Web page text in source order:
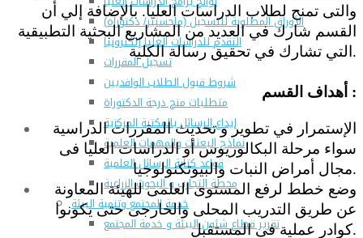
(الأوراق المطلوبة للتسجيل (ماجستير/ دكتوراه
التقدم للدراسات العليا إلكترونيا
تسجيل المقررات
شروط قبول الطلاب الوافديين
متطلبات منح درجة الدكتوراة
إيداع الرسائل بالمكتبة المركزية
نماذج البعثات والمهمات العلمية
قواعد كتابة الرسائل العلمية
محطة التجارب و البحوث الزراعية
خدمة المجتمع وتنمية البيئة
تقرير قطاع شئون البيئة و خدمة المجتمع
والتى تمنح لطلاب الدراسات العليا. بالإضافة إلي أن
القسم شارك في العديد من المشاريع البحثية التطبيقية
التي تشارك في تحقيق رسالة الكلية.
أهداف القسم :
الإستمرار في تطوير و تحديث المقررات الدراسية
سواء مرحلة البكالوريوس أو الدراسات العليا فى
مجال أمراض النبات والبيوتكنولوجيا.
وضع خطط لرفع المستوى العلمى للهيئة المعاونة
عن طريق التدريب المحلى والخارجى حتى يكونوا
كوادر عملية فى المستقبل.